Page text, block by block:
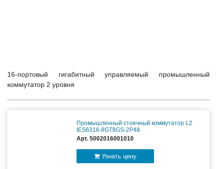
16-портовый гигабитный управляемый промышленный
коммутатор 2 уровня
Промышленный стоечный коммутатор L2
IES6316-8GT8GS-2P48
Арт. 5002016001010
Узнать цену